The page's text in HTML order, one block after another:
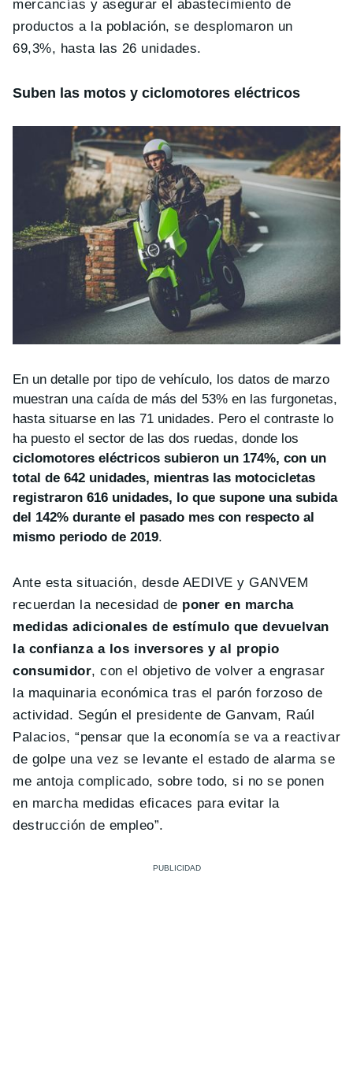
mercancías y asegurar el abastecimiento de
productos a la población, se desplomaron un
69,3%, hasta las 26 unidades.
Suben las motos y ciclomotores eléctricos
En un detalle por tipo de vehículo, los datos de marzo
muestran una caída de más del 53% en las furgonetas,
hasta situarse en las 71 unidades. Pero el contraste lo
ha puesto el sector de las dos ruedas, donde los
ciclomotores eléctricos subieron un 174%, con un
total de 642 unidades, mientras las motocicletas
registraron 616 unidades, lo que supone una subida
del 142% durante el pasado mes con respecto al
mismo periodo de 2019.
Ante esta situación, desde AEDIVE y GANVEM
recuerdan la necesidad de poner en marcha
medidas adicionales de estímulo que devuelvan
la confianza a los inversores y al propio
consumidor, con el objetivo de volver a engrasar
la maquinaria económica tras el parón forzoso de
actividad. Según el presidente de Ganvam, Raúl
Palacios, “pensar que la economía se va a reactivar
de golpe una vez se levante el estado de alarma se
me antoja complicado, sobre todo, si no se ponen
en marcha medidas eficaces para evitar la
destrucción de empleo”.